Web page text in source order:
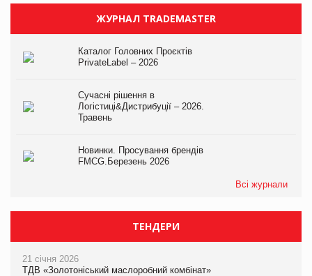
ЖУРНАЛ TRADEMASTER
Каталог Головних Проєктів
PrivateLabel – 2026
Сучасні рішення в
Логістиці&Дистрибуції – 2026.
Травень
Новинки. Просування брендів
FMCG.Березень 2026
Всі журнали
ТЕНДЕРИ
21 січня 2026
ТДВ «Золотоніський маслоробний комбінат»